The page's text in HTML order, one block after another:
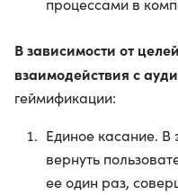
процессами в
В зависимости от
взаимодействия с
геймификации:
Единое касание. В
вернуть
ее один раз,